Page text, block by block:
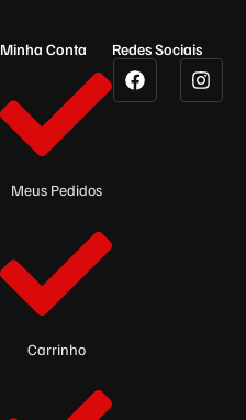
Minha Conta
Meus Pedidos
Carrinho
Redes Sociais